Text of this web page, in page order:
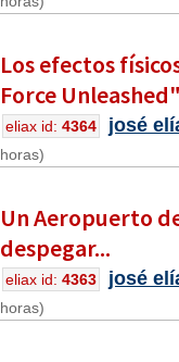
Los efectos
Force Unleashed"
eliax id: 4364 josé
horas)
Un Aeropuerto
despegar...
eliax id: 4363 josé
horas)